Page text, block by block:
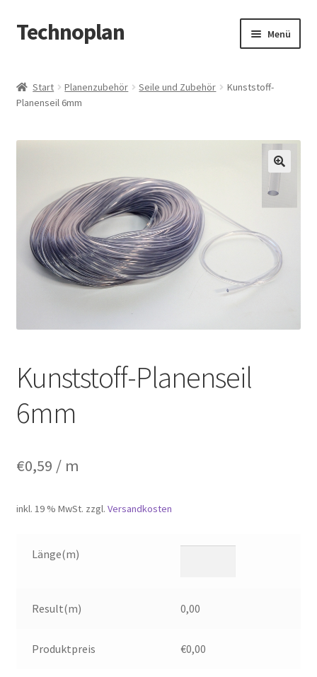
Zur
Navigation
Zum
Inhalt
Technoplan Menü
AGB
Datenschutzerklärung
Kasse
Warenkorb
Start Planenzubehör Seile und Zubehör
Kunststoff-
Planenseil 6mm
Kunststoff-Planenseil
6mm
€0,59 / m
inkl. 19 % MwSt. zzgl. Versandkosten
Länge(m)
Result(m) 0,00
Produktpreis €0,00